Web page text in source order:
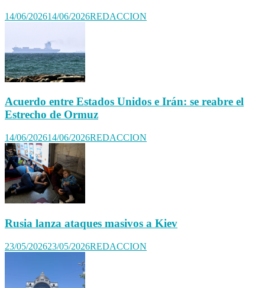
14/06/202614/06/2026REDACCION
Acuerdo entre Estados Unidos e Irán: se reabre el
Estrecho de Ormuz
14/06/202614/06/2026REDACCION
Rusia lanza ataques masivos a Kiev
23/05/202623/05/2026REDACCION